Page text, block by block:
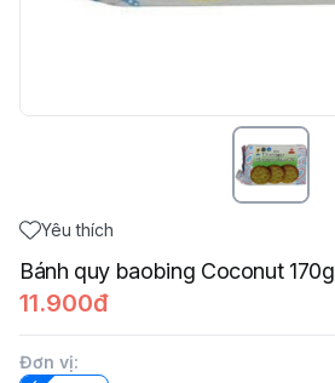
Yêu thích
Bánh quy baobing Coconut 170g
11.900đ
Đơn vị: